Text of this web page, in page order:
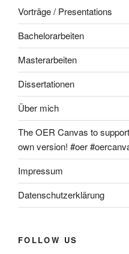
Vorträge / Presentations
Bachelorarbeiten
Masterarbeiten
Dissertationen
Über mich
The OER Canvas to
own version! #oer
Impressum
Datenschutzerklärung
FOLLOW US